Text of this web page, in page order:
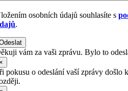
osobních údajů souhlasíte s
.
vám za vaši zprávu. Bylo to
pokusu o odeslání vaší zprávy došlo